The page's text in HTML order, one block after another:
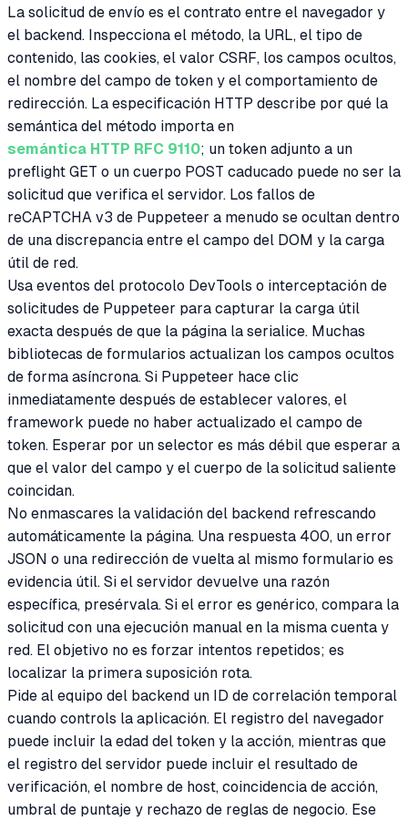
La solicitud de envío es el contrato entre el navegador y
el backend. Inspecciona el método, la URL, el tipo de
contenido, las cookies, el valor CSRF, los campos ocultos,
el nombre del campo de token y el comportamiento de
redirección. La especificación HTTP describe por qué la
semántica del método importa en
semántica HTTP RFC 9110; un token adjunto a un
preflight GET o un cuerpo POST caducado puede no ser la
solicitud que verifica el servidor. Los fallos de
reCAPTCHA v3 de Puppeteer a menudo se ocultan dentro
de una discrepancia entre el campo del DOM y la carga
útil de red.
Usa eventos del protocolo DevTools o interceptación de
solicitudes de Puppeteer para capturar la carga útil
exacta después de que la página la serialice. Muchas
bibliotecas de formularios actualizan los campos ocultos
de forma asíncrona. Si Puppeteer hace clic
inmediatamente después de establecer valores, el
framework puede no haber actualizado el campo de
token. Esperar por un selector es más débil que esperar a
que el valor del campo y el cuerpo de la solicitud saliente
coincidan.
No enmascares la validación del backend refrescando
automáticamente la página. Una respuesta 400, un error
JSON o una redirección de vuelta al mismo formulario es
evidencia útil. Si el servidor devuelve una razón
específica, presérvala. Si el error es genérico, compara la
solicitud con una ejecución manual en la misma cuenta y
red. El objetivo no es forzar intentos repetidos; es
localizar la primera suposición rota.
Pide al equipo del backend un ID de correlación temporal
cuando controls la aplicación. El registro del navegador
puede incluir la edad del token y la acción, mientras que
el registro del servidor puede incluir el resultado de
verificación, el nombre de host, coincidencia de acción,
umbral de puntaje y rechazo de reglas de negocio. Ese